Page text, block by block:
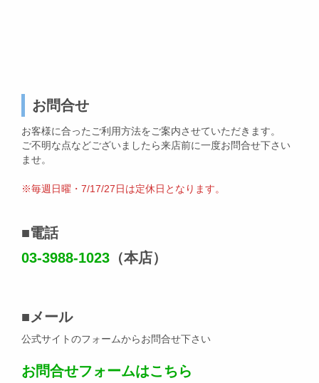
お問合せ
お客様に合ったご利用方法をご案内させていただきます。
ご不明な点などございましたら来店前に一度お問合せ下さい
ませ。
※毎週日曜・7/17/27日は定休日となります。
■電話
03-3988-1023 （本店）
■メール
公式サイトのフォームからお問合せ下さい
お問合せフォームはこちら